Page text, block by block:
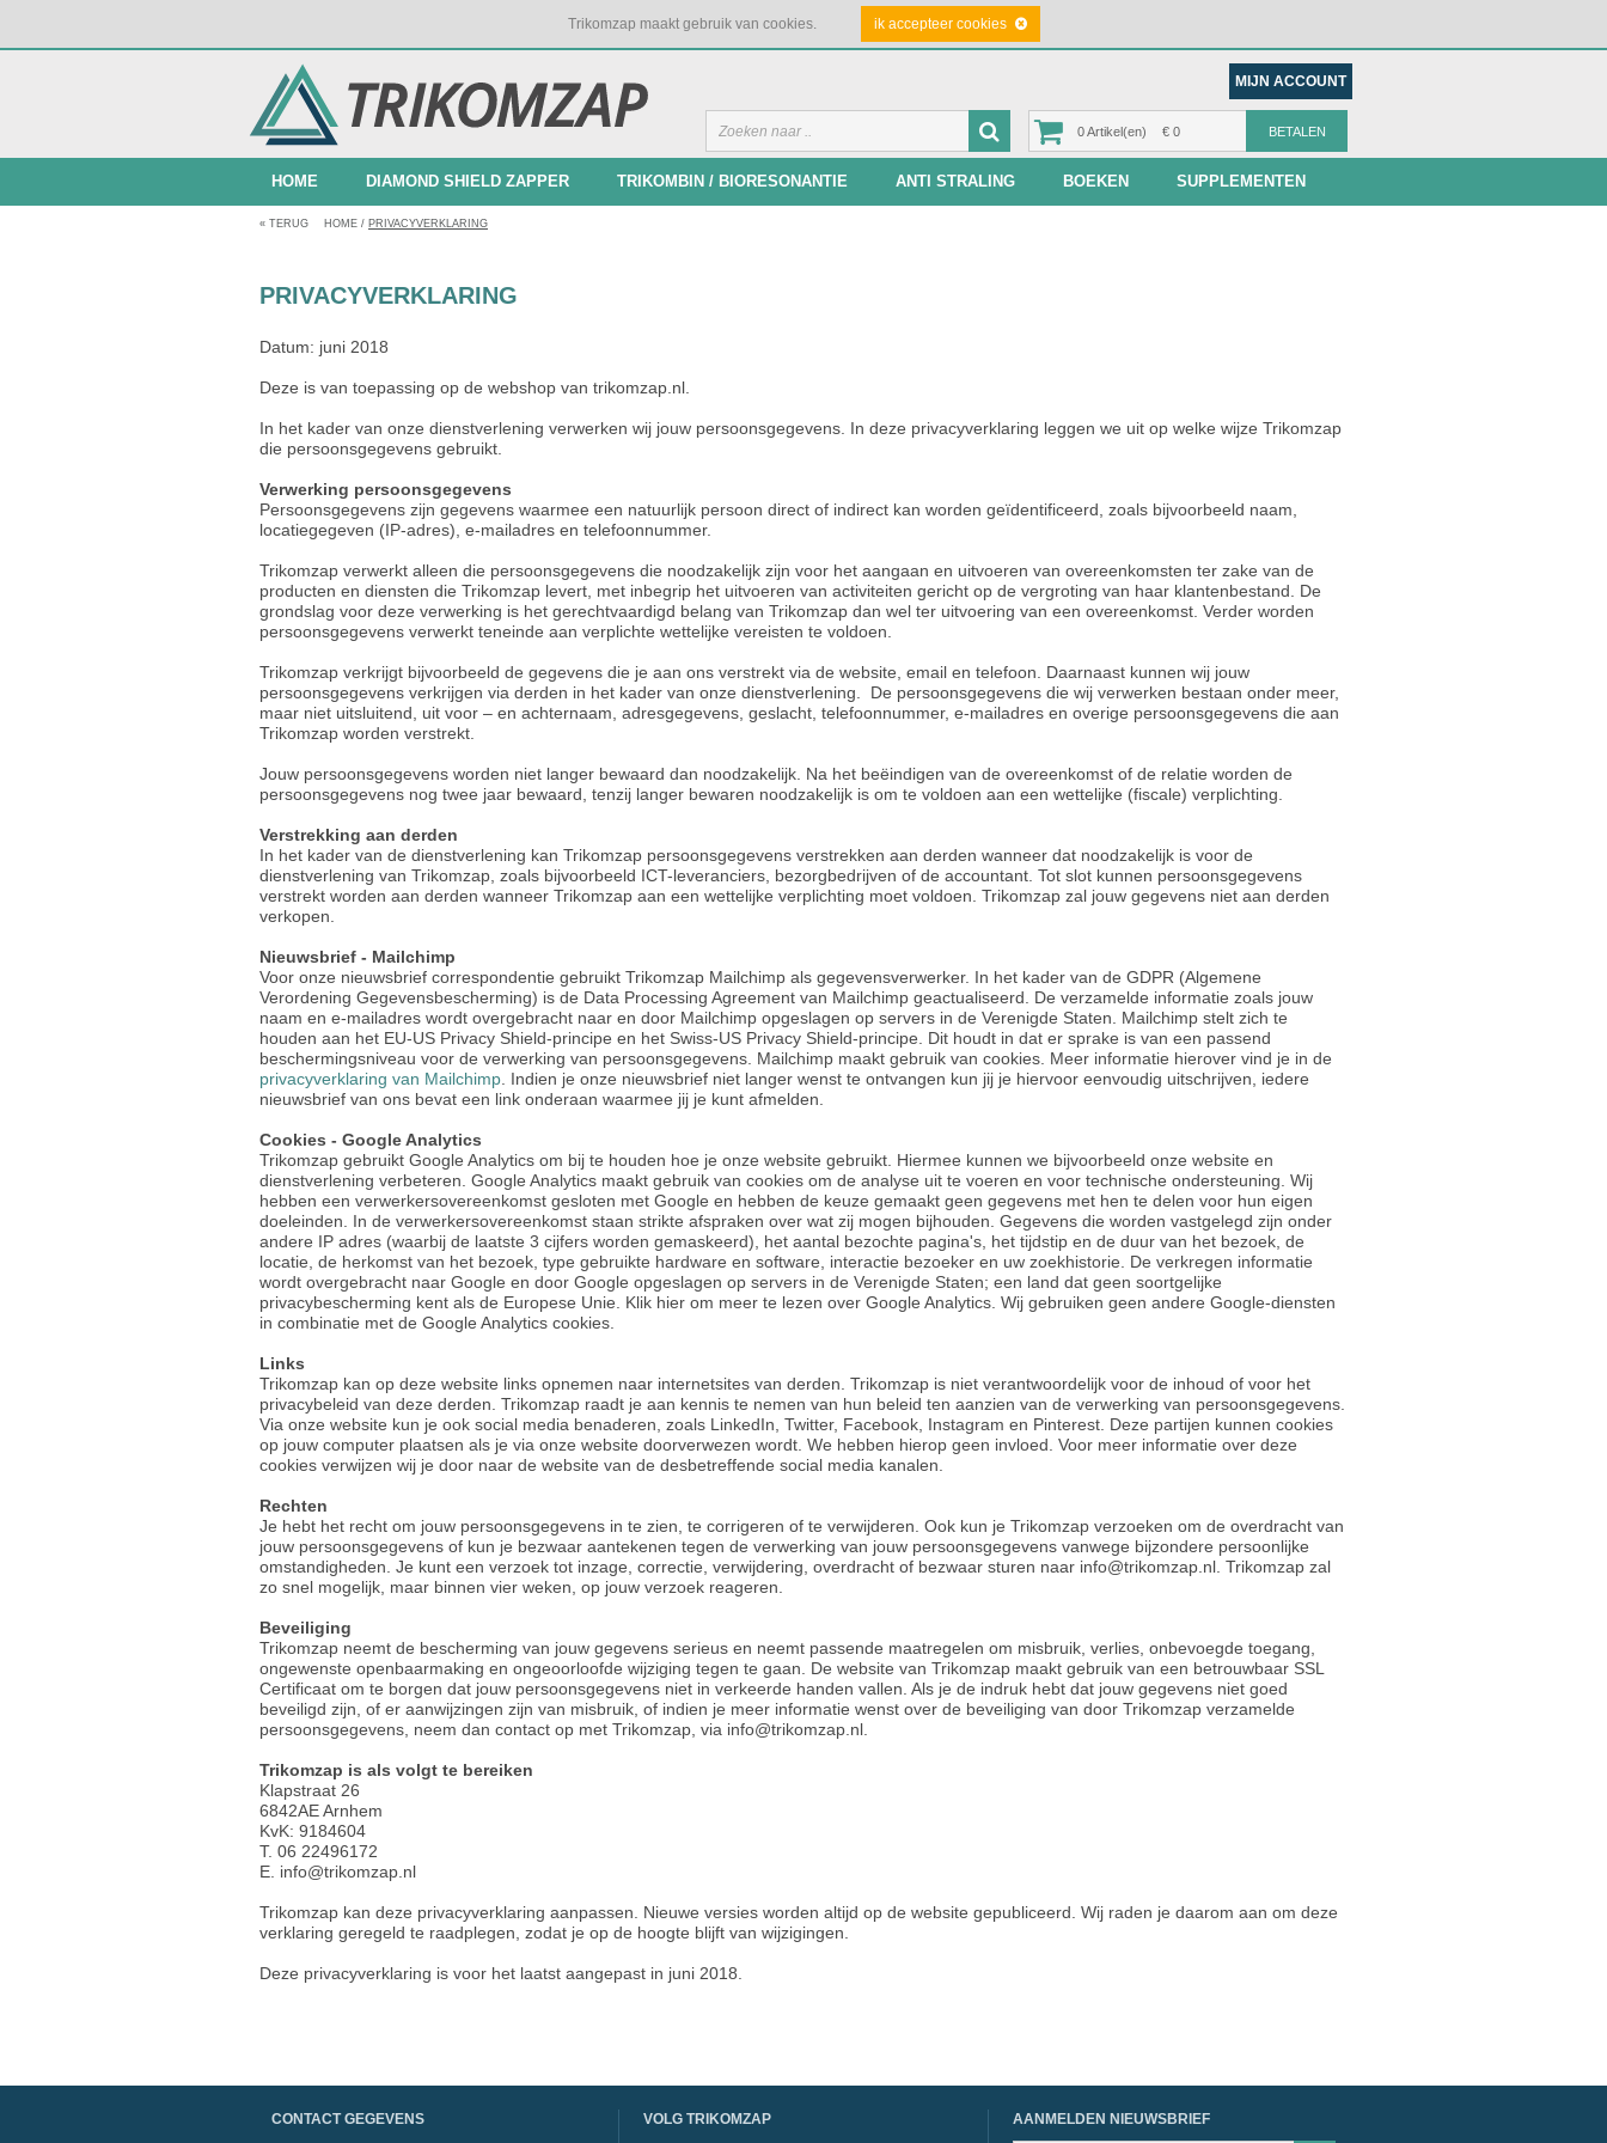
Trikomzap maakt gebruik van cookies. ik accepteer cookies
MIJN ACCOUNT
0 Artikel(en) € 0 BETALEN
HOME DIAMOND SHIELD ZAPPER TRIKOMBIN / BIORESONANTIE ANTI STRALING BOEKEN SUPPLEMENTEN
BUNDELAANBIEDINGEN
« TERUG HOME / PRIVACYVERKLARING
PRIVACYVERKLARING
Datum: juni 2018
Deze is van toepassing op de webshop van trikomzap.nl.
In het kader van onze dienstverlening verwerken wij jouw persoonsgegevens. In deze privacyverklaring leggen we uit op welke wijze Trikomzap
die persoonsgegevens gebruikt.
Verwerking persoonsgegevens
Persoonsgegevens zijn gegevens waarmee een natuurlijk persoon direct of indirect kan worden geïdentificeerd, zoals bijvoorbeeld naam,
locatiegegeven (IP-adres), e-mailadres en telefoonnummer.
Trikomzap verwerkt alleen die persoonsgegevens die noodzakelijk zijn voor het aangaan en uitvoeren van overeenkomsten ter zake van de
producten en diensten die Trikomzap levert, met inbegrip het uitvoeren van activiteiten gericht op de vergroting van haar klantenbestand. De
grondslag voor deze verwerking is het gerechtvaardigd belang van Trikomzap dan wel ter uitvoering van een overeenkomst. Verder worden
persoonsgegevens verwerkt teneinde aan verplichte wettelijke vereisten te voldoen.
Trikomzap verkrijgt bijvoorbeeld de gegevens die je aan ons verstrekt via de website, email en telefoon. Daarnaast kunnen wij jouw
persoonsgegevens verkrijgen via derden in het kader van onze dienstverlening. De persoonsgegevens die wij verwerken bestaan onder meer,
maar niet uitsluitend, uit voor – en achternaam, adresgegevens, geslacht, telefoonnummer, e-mailadres en overige persoonsgegevens die aan
Trikomzap worden verstrekt.
Jouw persoonsgegevens worden niet langer bewaard dan noodzakelijk. Na het beëindigen van de overeenkomst of de relatie worden de
persoonsgegevens nog twee jaar bewaard, tenzij langer bewaren noodzakelijk is om te voldoen aan een wettelijke (fiscale) verplichting.
Verstrekking aan derden
In het kader van de dienstverlening kan Trikomzap persoonsgegevens verstrekken aan derden wanneer dat noodzakelijk is voor de
dienstverlening van Trikomzap, zoals bijvoorbeeld ICT-leveranciers, bezorgbedrijven of de accountant. Tot slot kunnen persoonsgegevens
verstrekt worden aan derden wanneer Trikomzap aan een wettelijke verplichting moet voldoen. Trikomzap zal jouw gegevens niet aan derden
verkopen.
Nieuwsbrief - Mailchimp
Voor onze nieuwsbrief correspondentie gebruikt Trikomzap Mailchimp als gegevensverwerker. In het kader van de GDPR (Algemene
Verordening Gegevensbescherming) is de Data Processing Agreement van Mailchimp geactualiseerd. De verzamelde informatie zoals jouw
naam en e-mailadres wordt overgebracht naar en door Mailchimp opgeslagen op servers in de Verenigde Staten. Mailchimp stelt zich te
houden aan het EU-US Privacy Shield-principe en het Swiss-US Privacy Shield-principe. Dit houdt in dat er sprake is van een passend
beschermingsniveau voor de verwerking van persoonsgegevens. Mailchimp maakt gebruik van cookies. Meer informatie hierover vind je in de
privacyverklaring van Mailchimp . Indien je onze nieuwsbrief niet langer wenst te ontvangen kun jij je hiervoor eenvoudig uitschrijven, iedere
nieuwsbrief van ons bevat een link onderaan waarmee jij je kunt afmelden.
Cookies - Google Analytics
Trikomzap gebruikt Google Analytics om bij te houden hoe je onze website gebruikt. Hiermee kunnen we bijvoorbeeld onze website en
dienstverlening verbeteren. Google Analytics maakt gebruik van cookies om de analyse uit te voeren en voor technische ondersteuning. Wij
hebben een verwerkersovereenkomst gesloten met Google en hebben de keuze gemaakt geen gegevens met hen te delen voor hun eigen
doeleinden. In de verwerkersovereenkomst staan strikte afspraken over wat zij mogen bijhouden. Gegevens die worden vastgelegd zijn onder
andere IP adres (waarbij de laatste 3 cijfers worden gemaskeerd), het aantal bezochte pagina's, het tijdstip en de duur van het bezoek, de
locatie, de herkomst van het bezoek, type gebruikte hardware en software, interactie bezoeker en uw zoekhistorie. De verkregen informatie
wordt overgebracht naar Google en door Google opgeslagen op servers in de Verenigde Staten; een land dat geen soortgelijke
privacybescherming kent als de Europese Unie. Klik hier om meer te lezen over Google Analytics. Wij gebruiken geen andere Google-diensten
in combinatie met de Google Analytics cookies.
Links
Trikomzap kan op deze website links opnemen naar internetsites van derden. Trikomzap is niet verantwoordelijk voor de inhoud of voor het
privacybeleid van deze derden. Trikomzap raadt je aan kennis te nemen van hun beleid ten aanzien van de verwerking van persoonsgegevens.
Via onze website kun je ook social media benaderen, zoals LinkedIn, Twitter, Facebook, Instagram en Pinterest. Deze partijen kunnen cookies
op jouw computer plaatsen als je via onze website doorverwezen wordt. We hebben hierop geen invloed. Voor meer informatie over deze
cookies verwijzen wij je door naar de website van de desbetreffende social media kanalen.
Rechten
Je hebt het recht om jouw persoonsgegevens in te zien, te corrigeren of te verwijderen. Ook kun je Trikomzap verzoeken om de overdracht van
jouw persoonsgegevens of kun je bezwaar aantekenen tegen de verwerking van jouw persoonsgegevens vanwege bijzondere persoonlijke
omstandigheden. Je kunt een verzoek tot inzage, correctie, verwijdering, overdracht of bezwaar sturen naar info@trikomzap.nl. Trikomzap zal
zo snel mogelijk, maar binnen vier weken, op jouw verzoek reageren.
Beveiliging
Trikomzap neemt de bescherming van jouw gegevens serieus en neemt passende maatregelen om misbruik, verlies, onbevoegde toegang,
ongewenste openbaarmaking en ongeoorloofde wijziging tegen te gaan. De website van Trikomzap maakt gebruik van een betrouwbaar SSL
Certificaat om te borgen dat jouw persoonsgegevens niet in verkeerde handen vallen. Als je de indruk hebt dat jouw gegevens niet goed
beveiligd zijn, of er aanwijzingen zijn van misbruik, of indien je meer informatie wenst over de beveiliging van door Trikomzap verzamelde
persoonsgegevens, neem dan contact op met Trikomzap, via info@trikomzap.nl.
Trikomzap is als volgt te bereiken
Klapstraat 26
6842AE Arnhem
KvK: 9184604
T. 06 22496172
E. info@trikomzap.nl
Trikomzap kan deze privacyverklaring aanpassen. Nieuwe versies worden altijd op de website gepubliceerd. Wij raden je daarom aan om deze
verklaring geregeld te raadplegen, zodat je op de hoogte blijft van wijzigingen.
Deze privacyverklaring is voor het laatst aangepast in juni 2018.
CONTACT GEGEVENS VOLG TRIKOMZAP AANMELDEN NIEUWSBRIEF